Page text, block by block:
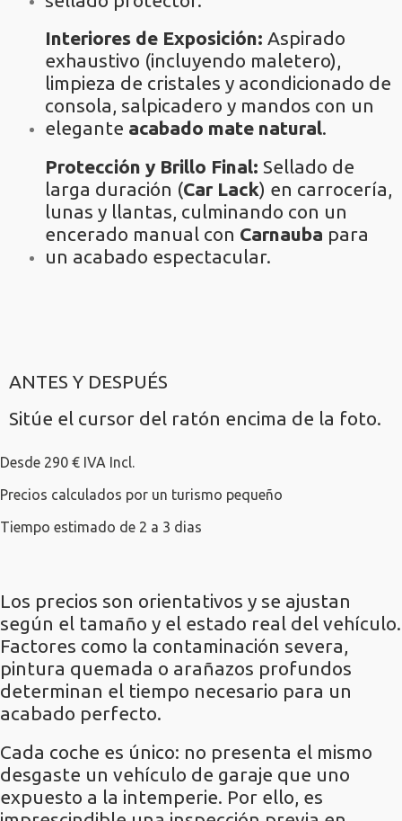
Interiores de Exposición: Aspirado
exhaustivo (incluyendo maletero),
limpieza de cristales y acondicionado de
consola, salpicadero y mandos con un
elegante acabado mate natural.
Protección y Brillo Final: Sellado de
larga duración (Car Lack) en carrocería,
lunas y llantas, culminando con un
encerado manual con Carnauba para
un acabado espectacular.
ANTES Y DESPUÉS
Sitúe el cursor del ratón encima de la foto.
Desde 290 € IVA Incl.
Precios calculados por un turismo pequeño
Tiempo estimado de 2 a 3 dias
Los precios son orientativos y se ajustan
según el tamaño y el estado real del vehículo.
Factores como la contaminación severa,
pintura quemada o arañazos profundos
determinan el tiempo necesario para un
acabado perfecto.
Cada coche es único: no presenta el mismo
desgaste un vehículo de garaje que uno
expuesto a la intemperie. Por ello, es